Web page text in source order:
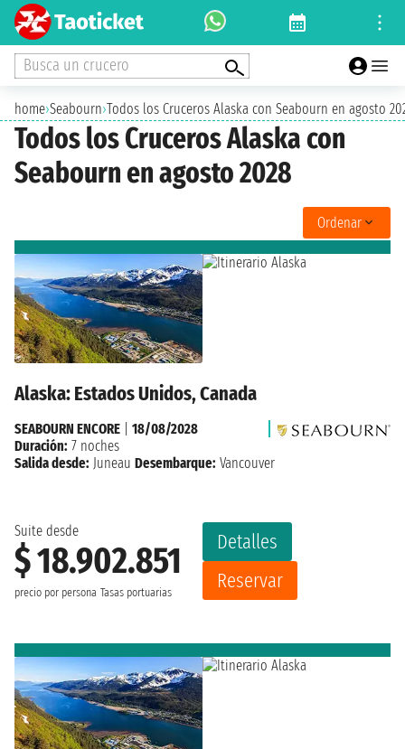
Busca un crucero
home›Seabourn›Todos los Cruceros Alaska con Seabourn en agosto
Todos los Cruceros Alaska con
Seabourn en agosto 2028
Ordenar
Alaska: Estados Unidos, Canada
Suite desde
$ 18.902.851
precio por persona Tasas portuarias
Detalles
Reservar
SEABOURN ENCORE
18/08/2028
Duración: 7 noches
Salida desde: Juneau Desembarque: Vancouver